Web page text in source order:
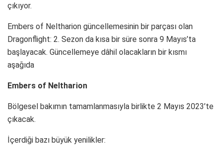
çıkıyor.
Embers of Neltharion güncellemesinin bir parçası olan
Dragonflight: 2. Sezon da kısa bir süre sonra 9 Mayıs’ta
başlayacak. Güncellemeye dâhil olacakların bir kısmı
aşağıda
Embers of Neltharion
Bölgesel bakımın tamamlanmasıyla birlikte 2 Mayıs 2023’te
çıkacak.
İçerdiği bazı büyük yenilikler: